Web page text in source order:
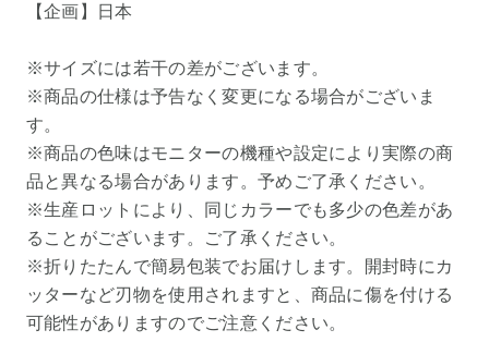
【企画】日本
※サイズには若干の差がございます。
※商品の仕様は予告なく変更になる場合がございま
す。
※商品の色味はモニターの機種や設定により実際の商
品と異なる場合があります。予めご了承ください。
※生産ロットにより、同じカラーでも多少の色差があ
ることがございます。ご了承ください。
※折りたたんで簡易包装でお届けします。開封時にカ
ッターなど刃物を使用されますと、商品に傷を付ける
可能性がありますのでご注意ください。